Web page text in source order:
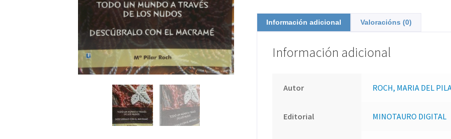
Información adicional Valoracións (0)
Información adicional
Autor ROCH, MARIA DEL
Editorial MINOTAURO DIGITAL